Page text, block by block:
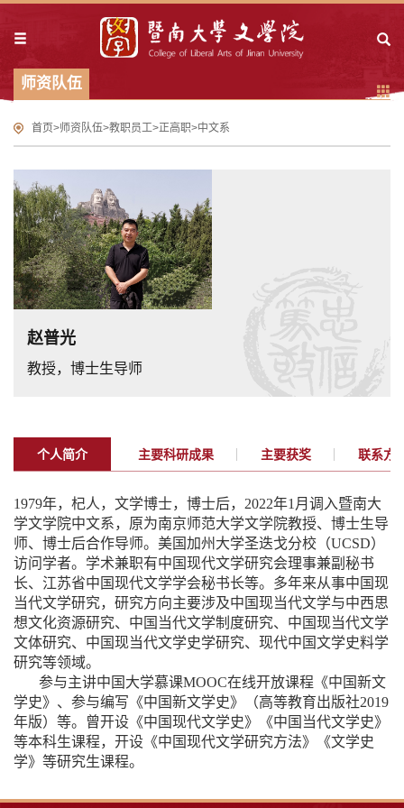
师资队伍
首页>师资队伍>教职员工>正高职>中文系
赵普光
教授，博士生导师
个人简介 主要科研成果 主要获奖 联系方
1979年，杞人，文学博士，博士后， 2022年1 月调入暨南大
学文学院中文系，原为南京师范大学文学院教授、博士生导
师、博士后合作导师。美国加州大学圣迭戈分校（UCSD）
访问学者。学术兼职有中国现代文学研究会理事兼副秘书
长、江苏省中国现代文学学会秘书长等。多年来从事中国现
当代文学研究，研究方向主要涉及中国现当代文学与中西思
想文化资源研究、中国当代文学制度研究、中国现当代文学
文体研究、中国现当代文学史学研究、现代中国文学史料学
研究等领域。
参与主讲中国大学慕课MOOC在线开放课程《中国新文
学史》、参与编写《中国新文学史》（高等教育出版社2019
年版）等。曾开设《中国现代文学史》《中国当代文学史》
等本科生课程，开设《中国现代文学研究方法》《文学史
学》等研究生课程。